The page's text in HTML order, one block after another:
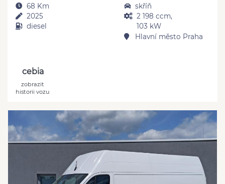
68 Km
2025
diesel
skříň
2 198 ccm,
103 kW
Hlavní město Praha
cebia
zobrazit
historii vozu